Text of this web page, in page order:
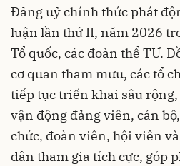
Đảng uỷ chính thức phát
luận lần thứ II, năm 2026
Tổ quốc, các đoàn thể TƯ.
cơ quan tham mưu, các tổ
tiếp tục triển khai sâu
vận động đảng viên, cán
chức, đoàn viên, hội viên
dân tham gia tích cực, góp